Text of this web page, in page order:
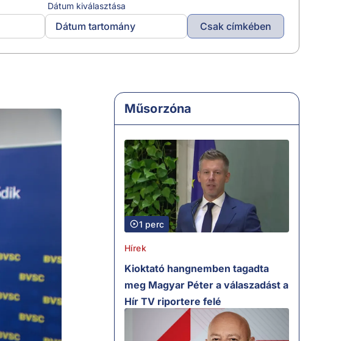
Dátum kiválasztása
Dátum tartomány Csak címkében
Műsorzóna
1 perc
Hírek
Kioktató hangnemben tagadta
meg Magyar Péter a válaszadást a
Hír TV riportere felé